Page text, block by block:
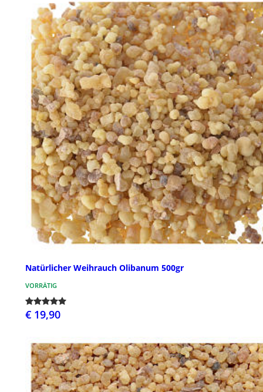
Natürlicher Weihrauch Olibanum 500gr
VORRÄTIG
€ 19,90